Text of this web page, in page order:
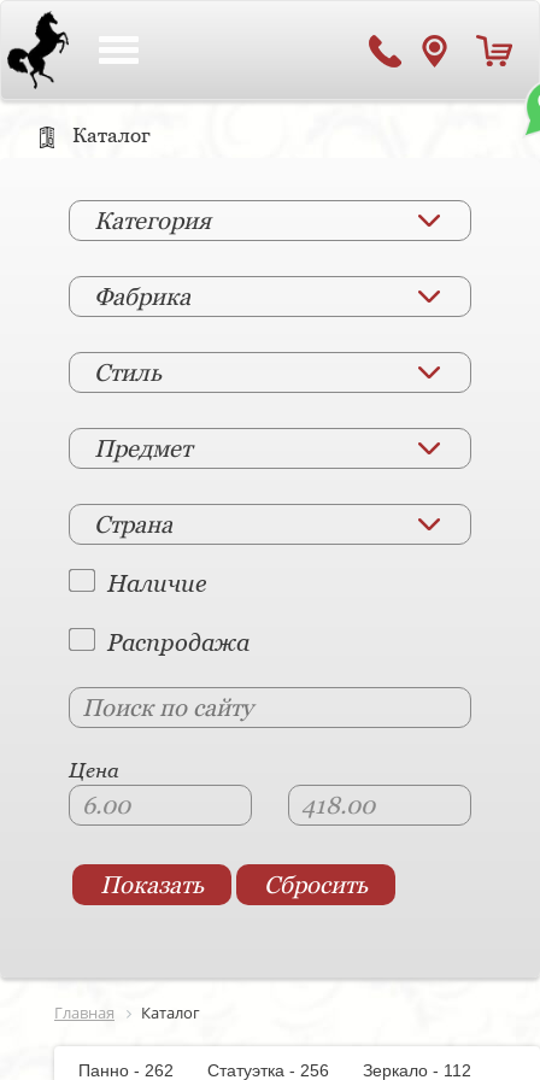
Каталог
Категория
Фабрика
Стиль
Предмет
Страна
Наличие
Распродажа
Цена
Главная Каталог
Панно - 262 Статуэтка - 256
Зеркало - 112